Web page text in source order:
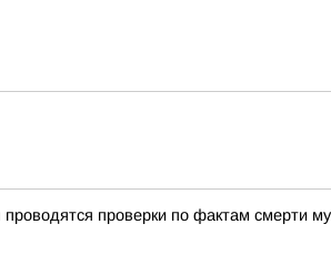
проверки по фактам смерти